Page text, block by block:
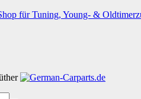
für Tuning, Young- &